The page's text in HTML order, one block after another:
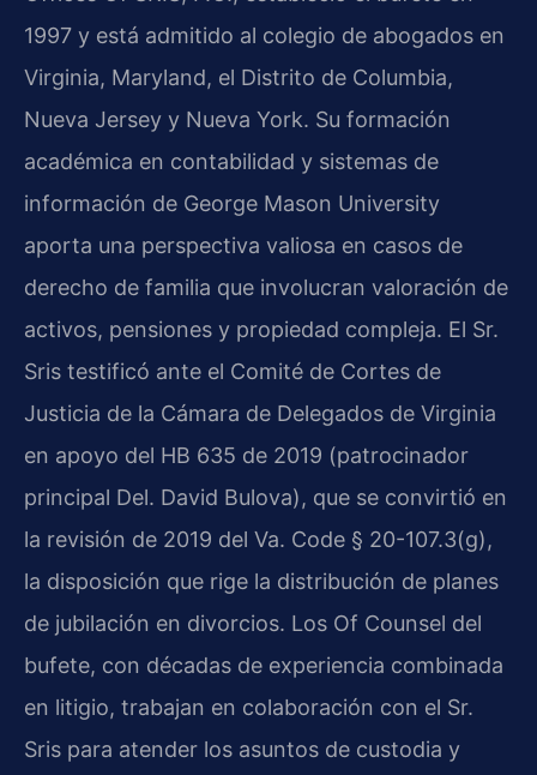
1997 y está admitido al colegio de abogados en
Virginia, Maryland, el Distrito de Columbia,
Nueva Jersey y Nueva York. Su formación
académica en contabilidad y sistemas de
información de George Mason University
aporta una perspectiva valiosa en casos de
derecho de familia que involucran valoración de
activos, pensiones y propiedad compleja. El Sr.
Sris testificó ante el Comité de Cortes de
Justicia de la Cámara de Delegados de Virginia
en apoyo del HB 635 de 2019 (patrocinador
principal Del. David Bulova), que se convirtió en
la revisión de 2019 del Va. Code § 20-107.3(g),
la disposición que rige la distribución de planes
de jubilación en divorcios. Los Of Counsel del
bufete, con décadas de experiencia combinada
en litigio, trabajan en colaboración con el Sr.
Sris para atender los asuntos de custodia y